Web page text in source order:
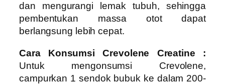
dan mengurangi lemak tubuh, sehingga
pembentukan massa otot dapat
berlangsung lebih cepat.
Cara Konsumsi Crevolene Creatine :
Untuk mengonsumsi Crevolene,
campurkan 1 sendok bubuk ke dalam 200-